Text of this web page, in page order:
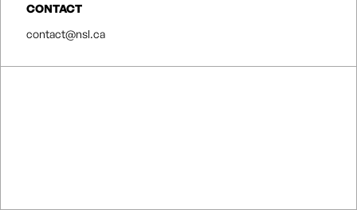
CONTACT
contact@nsl.ca